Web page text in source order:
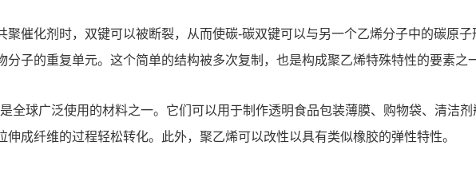
聚催化剂时，双键可以被断裂，从而使碳-碳双键可以与另一个乙烯分子中的碳原
分子的重复单元。这个简单的结构被多次复制，也是构成聚乙烯特殊特性的要素之
全球广泛使用的材料之一。它们可以用于制作透明食品包装薄膜、购物袋、清洁
伸成纤维的过程轻松转化。此外，聚乙烯可以改性以具有类似橡胶的弹性特性。